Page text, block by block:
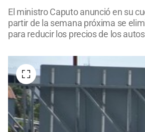
El ministro Caputo anunció en su
partir de la semana próxima se
para reducir los precios de los